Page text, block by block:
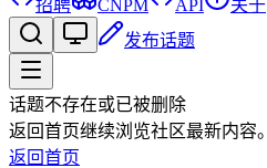
招聘 CNPM API
关于
发布话题
话题不存在或已被删除
返回首页继续浏览社区最新内容。
返回首页